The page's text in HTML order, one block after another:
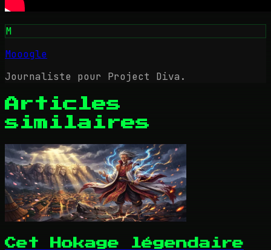
M
Mooogle
Journaliste pour Project Diva.
Articles
similaires
Cet Hokage légendaire